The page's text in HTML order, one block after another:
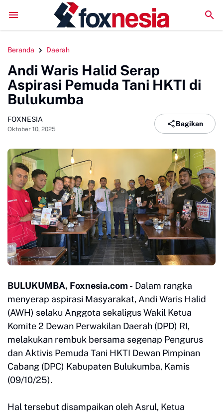
DPMPTSP Sinjai Jalani Evaluasi ZI, Sekda Harap Raih
Beranda Daerah
Andi Waris Halid Serap
Aspirasi Pemuda Tani HKTI di
Bulukumba
FOXNESIA
Oktober 10, 2025
Bagikan
BULUKUMBA, Foxnesia.com - Dalam rangka
menyerap aspirasi Masyarakat, Andi Waris Halid
(AWH) selaku Anggota sekaligus Wakil Ketua
Komite 2 Dewan Perwakilan Daerah (DPD) RI,
melakukan rembuk bersama segenap Pengurus
dan Aktivis Pemuda Tani HKTI Dewan Pimpinan
Cabang (DPC) Kabupaten Bulukumba, Kamis
(09/10/25).
Hal tersebut disampaikan oleh Asrul, Ketua